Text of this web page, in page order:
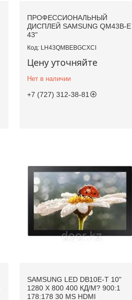
ПРОФЕССИОНАЛЬНЫЙ
ДИСПЛЕЙ SAMSUNG QM43B-E
43"
LH43QMBEBGCXCI
Цену уточняйте
Нет в наличии
+7 (727) 312-38-81
SAMSUNG LED DB10E-T 10"
1280 X 800 400 КД/М? 900:1
178:178 30 MS HDMI